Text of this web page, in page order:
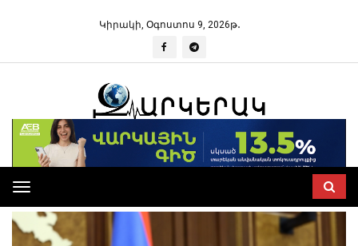
Կիրակի, Օգոստոս 9, 2026թ․
Toggle
navigation